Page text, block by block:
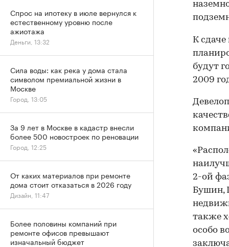
К
будут
2009
2-ой
Бушин,
также
особо
Спрос на ипотеку в июле вернулся к
естественному уровню после
ажиотажа
Деньги, 13:32
Сила воды: как река у дома стала
символом премиальной жизни в
Москве
Город, 13:05
За 9 лет в Москве в кадастр внесли
более 500 новостроек по реновации
Город, 12:25
От каких материалов при ремонте
дома стоит отказаться в 2026 году
Дизайн, 11:47
Более половины компаний при
ремонте офисов превышают
изначальный бюджет